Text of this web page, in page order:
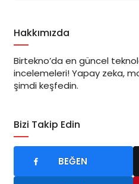
Hakkımızda
Birtekno’da en güncel
incelemeleri! Yapay zeka,
şimdi keşfedin.
Bizi Takip Edin
BEĞEN